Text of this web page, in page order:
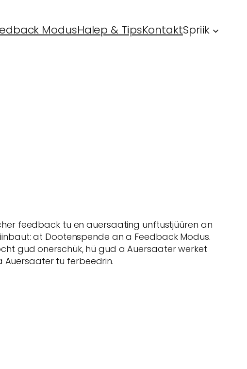
ModusHalep & TipsKontaktSpriik
feedback tu en auersaating unftustjüüren an
at Dootenspende an a Feedback Modus.
gud onerschük, hü gud a Auersaater werket
Auersaater tu ferbeedrin.